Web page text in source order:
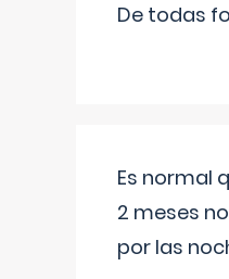
De todas
Es normal
2 meses
por las